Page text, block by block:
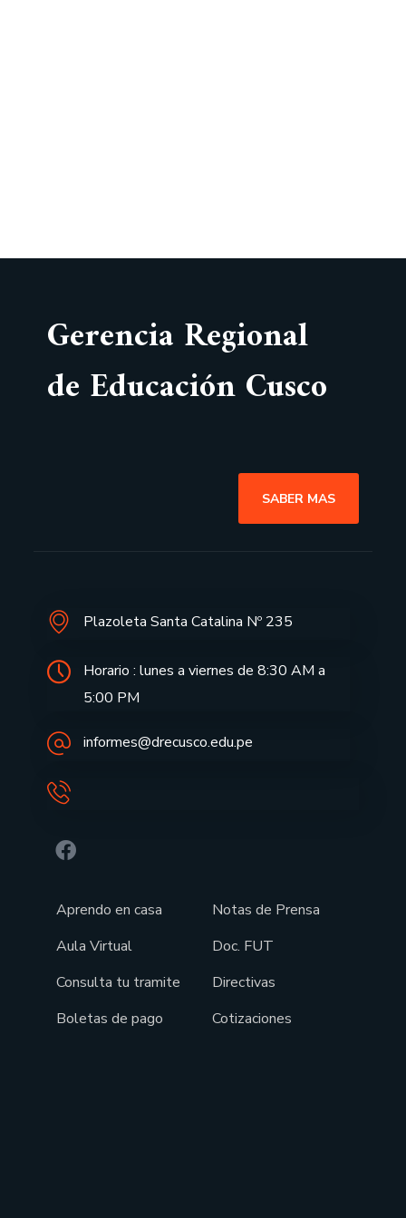
Gerencia Regional
de Educación Cusco
SABER MAS
Plazoleta Santa Catalina Nº 235
Horario : lunes a viernes de 8:30 AM a
5:00 PM
informes@drecusco.edu.pe
Aprendo en casa
Aula Virtual
Consulta tu tramite
Boletas de pago
Notas de Prensa
Doc. FUT
Directivas
Cotizaciones